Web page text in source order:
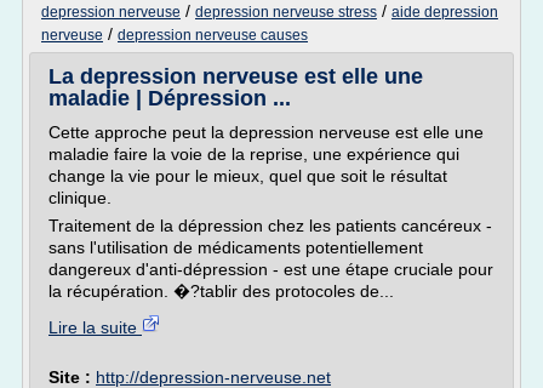
depression nerveuse / depression nerveuse stress / aide depression
nerveuse / depression nerveuse causes
La depression nerveuse est elle une
maladie | Dépression ...
Cette approche peut la depression nerveuse est elle une
maladie faire la voie de la reprise, une expérience qui
change la vie pour le mieux, quel que soit le résultat
clinique.
Traitement de la dépression chez les patients cancéreux -
sans l'utilisation de médicaments potentiellement
dangereux d'anti-dépression - est une étape cruciale pour
la récupération. �?tablir des protocoles de...
Lire la suite
Site : http://depression-nerveuse.net